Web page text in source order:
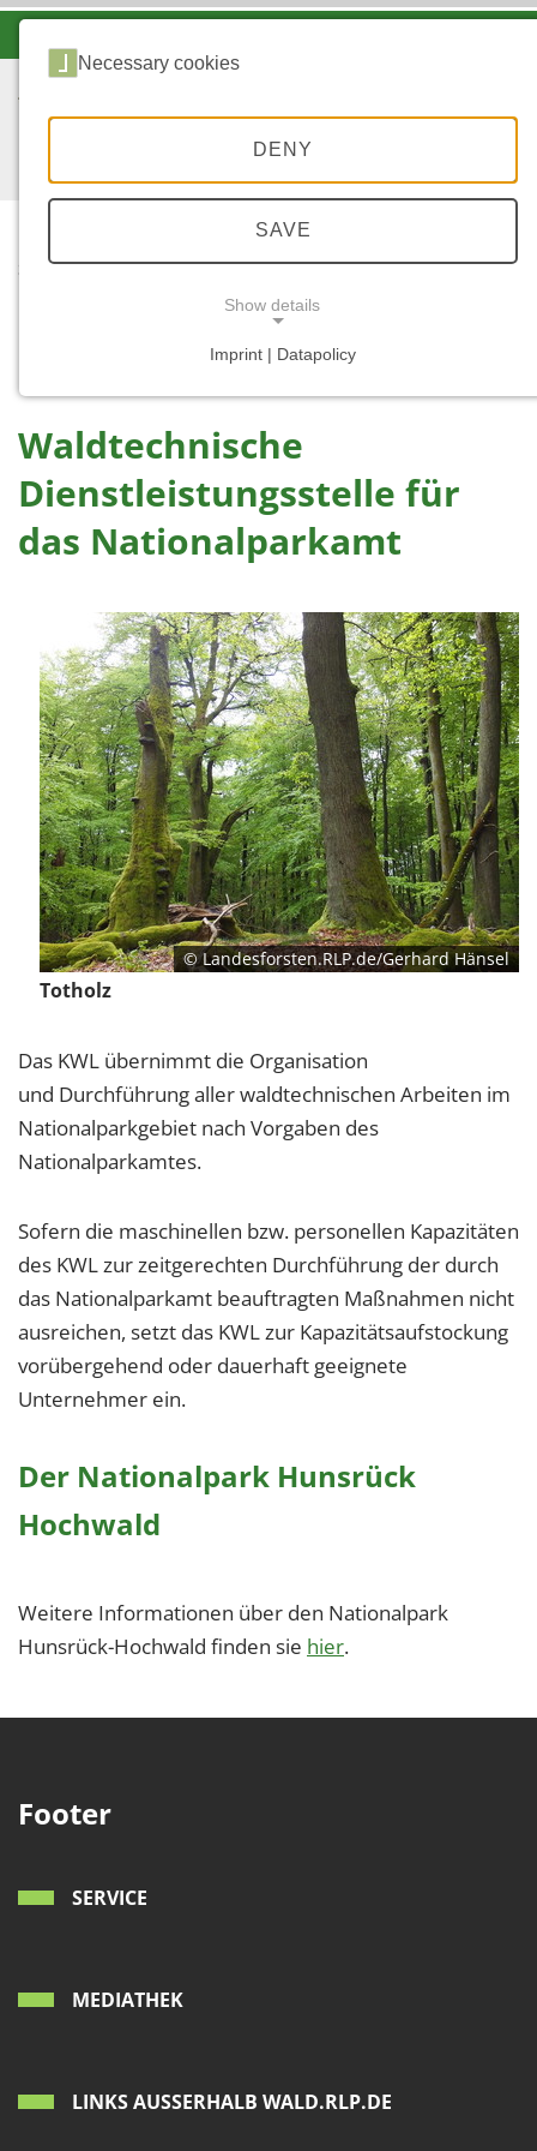
STARTSEITE
...
DIENSTLEISTUNG FÜR
NATIONALPARKAMT
Waldtechnische
Dienstleistungsstelle für
das Nationalparkamt
© Landesforsten.RLP.de/Gerhard Hänsel
Totholz
Das KWL übernimmt die Organisation
und Durchführung aller waldtechnischen Arbeiten im
Nationalparkgebiet nach Vorgaben des
Nationalparkamtes.
Sofern die maschinellen bzw. personellen Kapazitäten
des KWL zur zeitgerechten Durchführung der durch
das Nationalparkamt beauftragten Maßnahmen nicht
ausreichen, setzt das KWL zur Kapazitätsaufstockung
vorübergehend oder dauerhaft geeignete
Unternehmer ein.
Der Nationalpark Hunsrück
Hochwald
Weitere Informationen über den Nationalpark
Hunsrück-Hochwald finden sie hier.
Footer
SERVICE
MEDIATHEK
LINKS AUSSERHALB WALD.RLP.DE
Necessary cookies
DENY
SAVE
Show details
Imprint | Datapolicy